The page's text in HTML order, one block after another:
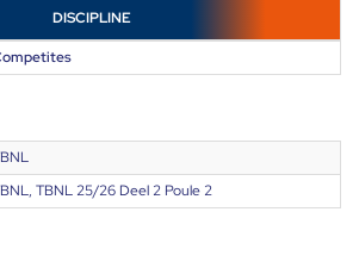
DISCIPLINE
TBNL 25/26 Deel 2 Poule 2